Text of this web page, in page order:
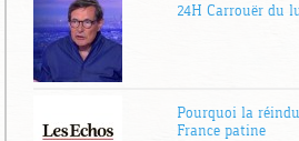
24H Carrouër du
Pourquoi la
France patine